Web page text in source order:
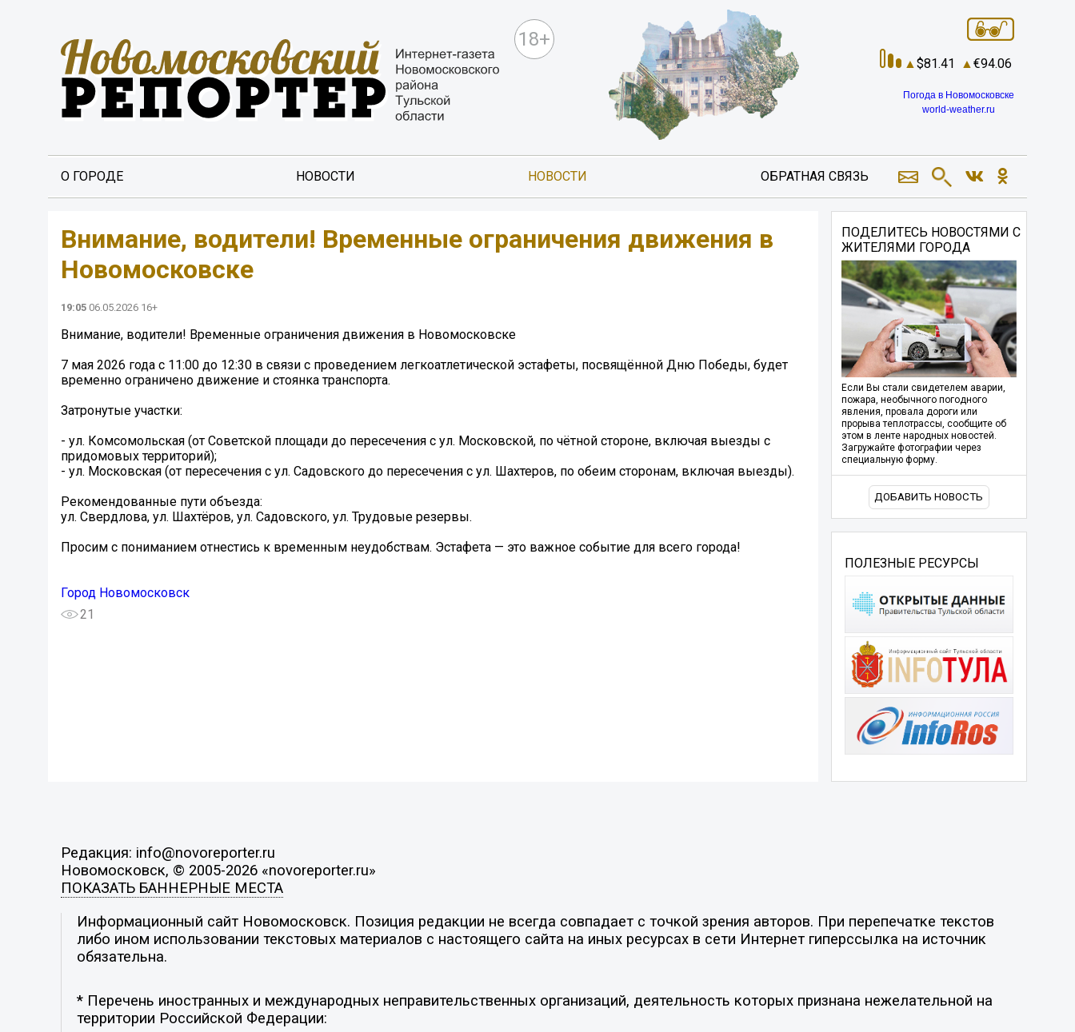
18+
81.41 94.06
Погода в Новомосковске
world-weather.ru
О ГОРОДЕ НОВОСТИ НОВОСТИ ОБРАТНАЯ СВЯЗЬ
Внимание, водители! Временные ограничения движения в
Новомосковске
19:05 06.05.2026 16+
Внимание, водители! Временные ограничения движения в Новомосковске
7 мая 2026 года с 11:00 до 12:30 в связи с проведением легкоатлетической эстафеты, посвящённой Дню Победы, будет
временно ограничено движение и стоянка транспорта.
Затронутые участки:
- ул. Комсомольская (от Советской площади до пересечения с ул. Московской, по чётной стороне, включая выезды с
придомовых территорий);
- ул. Московская (от пересечения с ул. Садовского до пересечения с ул. Шахтеров, по обеим сторонам, включая выезды).
Рекомендованные пути объезда:
ул. Свердлова, ул. Шахтёров, ул. Садовского, ул. Трудовые резервы.
Просим с пониманием отнестись к временным неудобствам. Эстафета — это важное событие для всего города!
Город Новомосковск
21
ПОДЕЛИТЕСЬ НОВОСТЯМИ С
ЖИТЕЛЯМИ ГОРОДА
Если Вы стали свидетелем аварии,
пожара, необычного погодного
явления, провала дороги или
прорыва теплотрассы, сообщите об
этом в ленте народных новостей.
Загружайте фотографии через
специальную форму.
ДОБАВИТЬ НОВОСТЬ
ПОЛЕЗНЫЕ РЕСУРСЫ
Редакция: info@novoreporter.ru
Новомосковск, © 2005-2026 «novoreporter.ru»
ПОКАЗАТЬ БАННЕРНЫЕ МЕСТА
Информационный сайт Новомосковск. Позиция редакции не всегда совпадает с точкой зрения авторов. При перепечатке текстов
либо ином использовании текстовых материалов с настоящего сайта на иных ресурсах в сети Интернет гиперссылка на источник
обязательна.
* Перечень иностранных и международных неправительственных организаций, деятельность которых признана нежелательной на
территории Российской Федерации: